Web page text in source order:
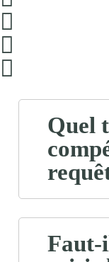
Quel
Faut-